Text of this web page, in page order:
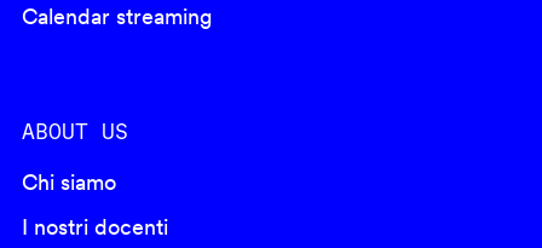
Calendar streaming
ABOUT US
Chi siamo
I nostri docenti